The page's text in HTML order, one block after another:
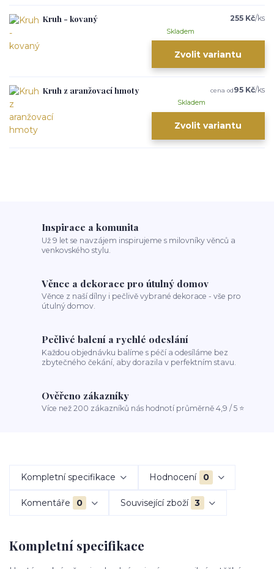
Kruh - kovaný 255 Kč/ks
Skladem
Zvolit variantu
Kruh z aranžovací hmoty cena od95 Kč/ks
Skladem
Zvolit variantu
Inspirace a komunita
Už 9 let se navzájem inspirujeme s milovníky věnců a
venkovského stylu.
Věnce a dekorace pro útulný domov
Věnce z naší dílny i pečlivě vybrané dekorace - vše pro
útulný domov.
Pečlivé balení a rychlé odeslání
Každou objednávku balíme s péčí a odesíláme bez
zbytečného čekání, aby dorazila v perfektním stavu.
Ověřeno zákazníky
Více než 200 zákazníků nás hodnotí průměrně 4,9 / 5 ⭐
Kompletní specifikace Hodnocení 0
Komentáře 0 Související zboží 3
Kompletní specifikace